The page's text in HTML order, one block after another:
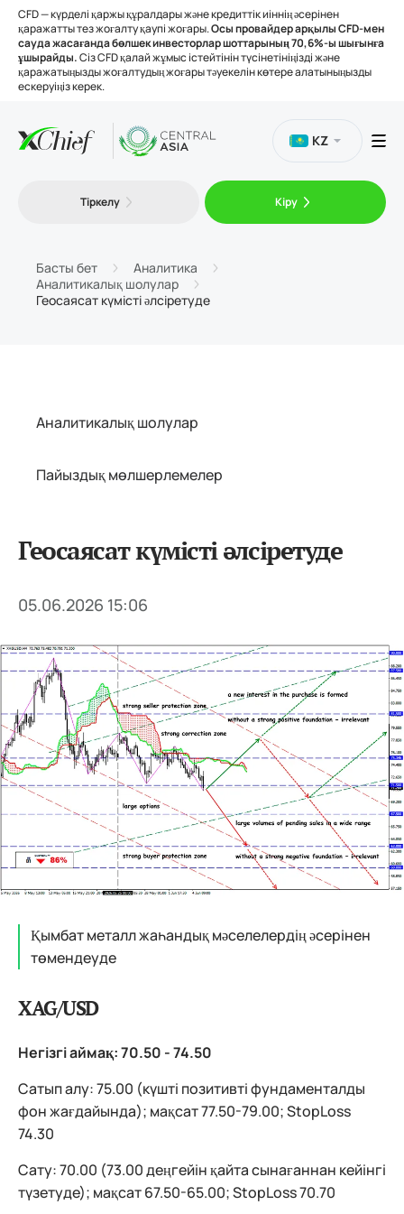
CFD — күрделі қаржы құралдары және кредиттік иіннің әсерінен
қаражатты тез жоғалту қаупі жоғары.Осы провайдер арқылы CFD-мен
сауда жасағанда бөлшек инвесторлар шоттарының 70,6%-ы шығынға
ұшырайды.Сіз CFD қалай жұмыс істейтінін түсінетініңізді және
қаражатыңызды жоғалтудың жоғары тәуекелін көтере алатыныңызды
ескеруіңіз керек.
Құралдар
KZ
Тіркелу Кіру
Басты бет
Аналитика
Аналитикалық шолулар
Геосаясат күмісті әлсіретуде
Аналитикалық шолулар
Пайыздық мөлшерлемелер
Геосаясат күмісті әлсіретуде
05.06.2026 15:06
Қымбат металл жаһандық мәселелердің әсерінен
төмендеуде
XAG/USD
Негізгі аймақ: 70.50 - 74.50
Сатып алу: 75.00 (күшті позитивті фундаменталды
фон жағдайында); мақсат 77.50-79.00; StopLoss
74.30
Сату: 70.00 (73.00 деңгейін қайта сынағаннан кейінгі
түзетуде); мақсат 67.50-65.00; StopLoss 70.70